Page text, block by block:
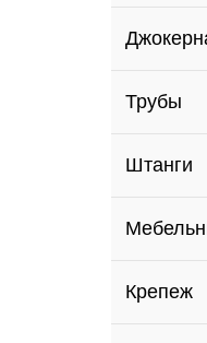
Трубы
Штанги
Крепеж